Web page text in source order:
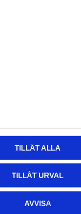
TILLÅT ALLA
TILLÅT URVAL
AVVISA